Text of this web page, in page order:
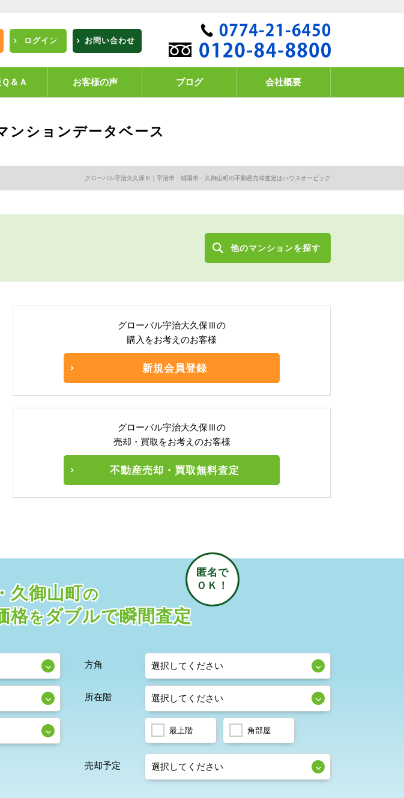
ログイン お問い合わせ
＆Ａ お客様の声 ブログ 会社概要
ンションデータベース
グローバル宇治大久保Ⅲ｜宇治市・城陽市・久御山町の不動産売却査定はハウスオービック
他のマンションを探す
グローバル宇治大久保Ⅲの
購入をお考えのお客様
新規会員登録
グローバル宇治大久保Ⅲの
売却・買取をお考えのお客様
不動産売却・買取無料査定
久御山町の
格をダブルで瞬間査定
方角
所在階
最上階 角部屋
売却予定